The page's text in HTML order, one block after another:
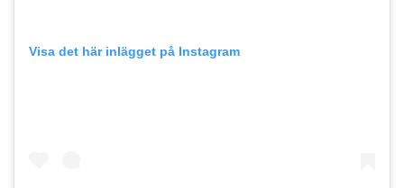
Visa det här inlägget på Instagram